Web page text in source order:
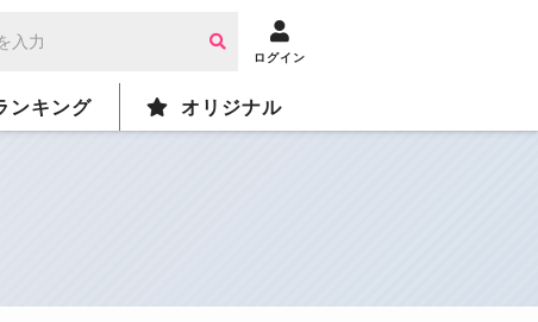
ログイン
ンキング オリジナル